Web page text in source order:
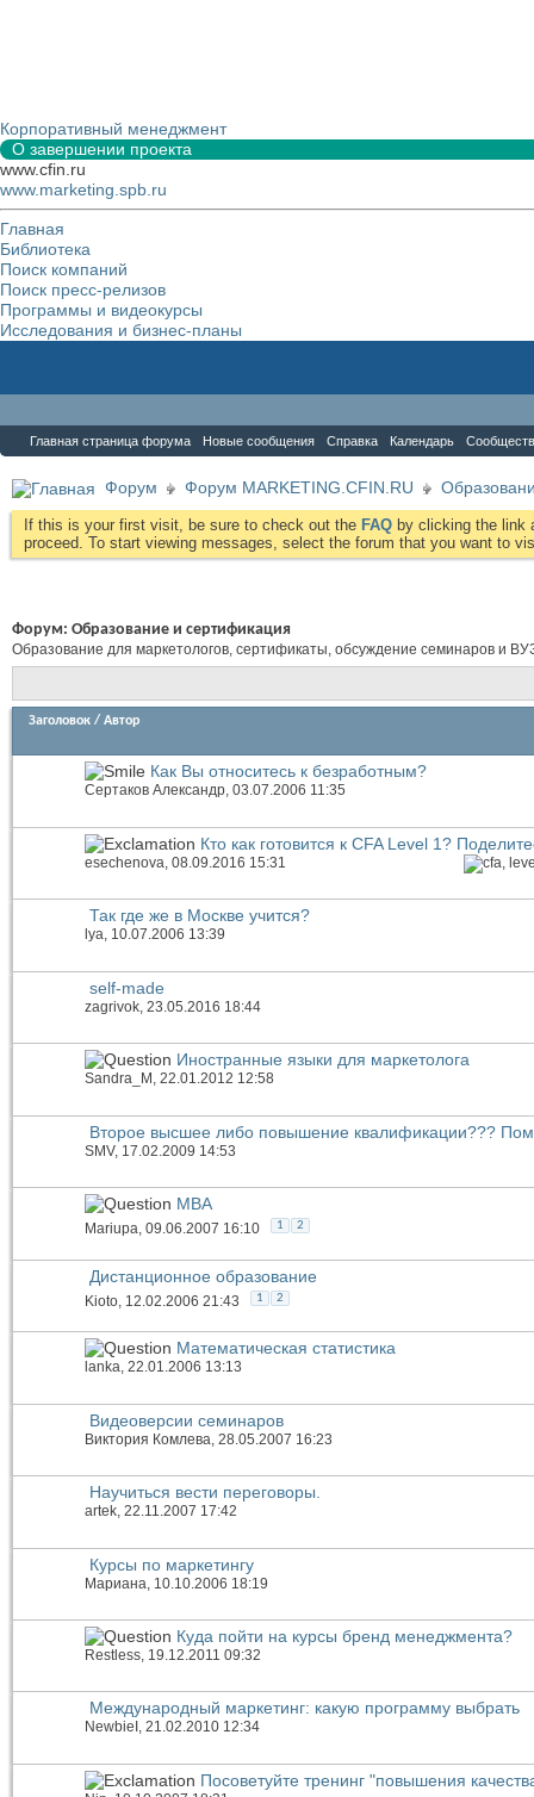
Корпоративный менеджмент
О завершении проекта
www.cfin.ru
www.marketing.spb.ru
Главная
Библиотека
Поиск компаний
Поиск пресс-релизов
Программы и видеокурсы
Исследования и бизнес-планы
Главная страница форума Новые сообщения Справка Календарь
Форум Форум MARKETING.CFIN.RU
If this is your first visit, be sure to check out the FAQ by clicking the link
proceed. To start viewing messages, select the forum that you want to
Форум: Образование и сертификация
Образование для маркетологов, сертификаты, обсуждение семинаров и
Заголовок / Автор
Как Вы относитесь к безработным?
Сертаков Александр, 03.07.2006 11:35
Кто как готовится к CFA Level 1?
esechenova, 08.09.2016 15:31
Так где же в Москве учится?
lya, 10.07.2006 13:39
self-made
zagrivok , 23.05.2016 18:44
Иностранные языки для маркетолога
Sandra_M , 22.01.2012 12:58
Второе высшее либо повышение квалификации???
SMV, 17.02.2009 14:53
МВА
Mariupa, 09.06.2007 16:10 1 2
Дистанционное образование
Kioto , 12.02.2006 21:43 1 2
Математическая статистика
lanka, 22.01.2006 13:13
Видеоверсии семинаров
Виктория Комлева , 28.05.2007 16:23
Научиться вести переговоры.
artek, 22.11.2007 17:42
Курсы по маркетингу
Мариана , 10.10.2006 18:19
Куда пойти на курсы бренд менеджмента?
Restless, 19.12.2011 09:32
Международный маркетинг: какую программу выбрать
NewbieI , 21.02.2010 12:34
Посоветуйте тренинг "повышения